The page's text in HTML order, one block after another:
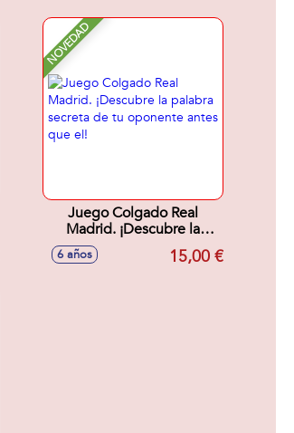
NOVEDAD
Juego Colgado Real
Madrid. ¡Descubre la
palabra secreta de tu
oponente antes que el!
6 años 15,00 €